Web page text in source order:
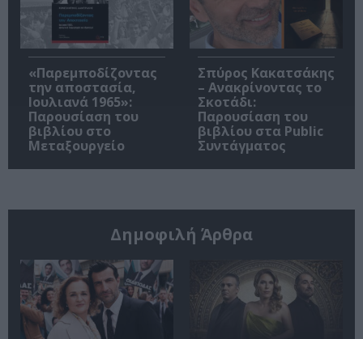
«Παρεμποδίζοντας
την αποστασία,
Ιουλιανά 1965»:
Παρουσίαση του
βιβλίου στο
Μεταξουργείο
Σπύρος Κακατσάκης
– Ανακρίνοντας το
Σκοτάδι:
Παρουσίαση του
βιβλίου στα Public
Συντάγματος
Δημοφιλή Άρθρα